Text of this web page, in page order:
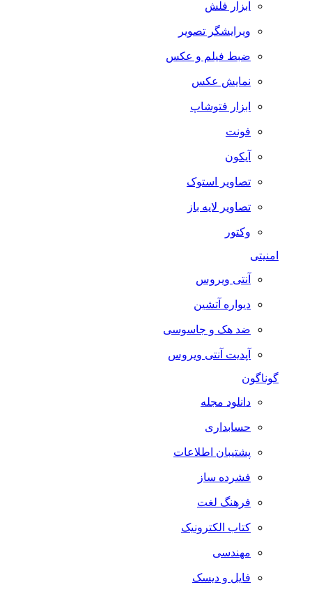
ابزار فلش
ویرایشگر تصویر
ضبط فيلم و عكس
نمایش عکس
ابزار فتوشاپ
فونت
آیکون
تصاویر استوک
تصاویر لایه باز
وکتور
امنیتی
آنتی ویروس
دیواره آتشین
ضد هک و جاسوسی
آپدیت آنتی ویروس
گوناگون
دانلود مجله
حسابداری
پشتیبان اطلاعات
فشرده ساز
فرهنگ لغت
کتاب الکترونیک
مهندسی
فایل و دیسک